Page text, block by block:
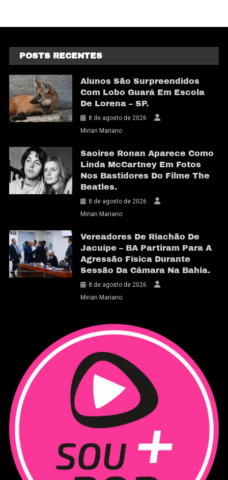
POSTS RECENTES
Alunos São Surpreendidos
Com Lobo Guará Em Escola
De Lorena – SP.
8 de agosto de 2026
Mirian Mariano
Saoirse Ronan Aparece Como
Linda McCartney Em Fotos
Nos Bastidores Do Filme The
Beatles.
8 de agosto de 2026
Mirian Mariano
Vereadores De Riachão De
Jacuípe – BA Partiram Para A
Agressão Física Durante
Sessão Da Câmara Na Bahia.
8 de agosto de 2026
Mirian Mariano